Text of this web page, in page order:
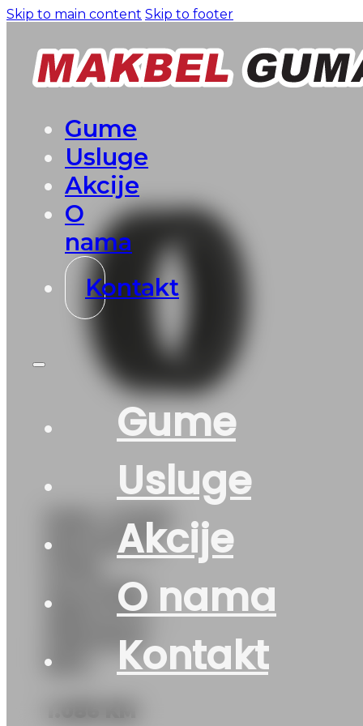
Skip to main content Skip to footer
Gume
Usluge
Akcije
O
nama
Kontakt
Gume
Usluge
Akcije
O nama
Kontakt
KAM. GUMA
MATADOR
154/149M
16PR M+S –
PREDNJA
REG.